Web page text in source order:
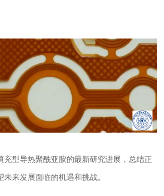
充型导热聚酰亚胺的最新研究进展，总结正
来发展面临的机遇和挑战。